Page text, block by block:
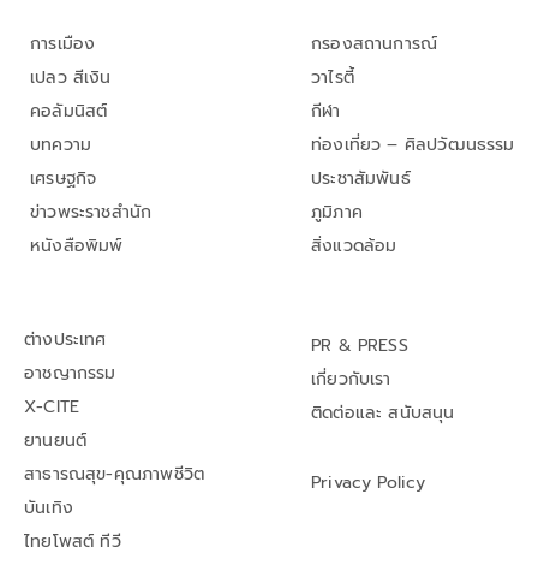
การเมือง
เปลว สีเงิน
คอลัมนิสต์
บทความ
เศรษฐกิจ
ข่าวพระราชสำนัก
หนังสือพิมพ์
กรองสถานการณ์
วาไรตี้
กีฬา
ท่องเที่ยว – ศิลปวัฒนธรรม
ประชาสัมพันธ์
ภูมิภาค
สิ่งแวดล้อม
ต่างประเทศ
อาชญากรรม
X-CITE
ยานยนต์
สาธารณสุข-คุณภาพชีวิต
บันเทิง
ไทยโพสต์ ทีวี
PR & PRESS
เกี่ยวกับเรา
ติดต่อและ สนับสนุน
Privacy Policy